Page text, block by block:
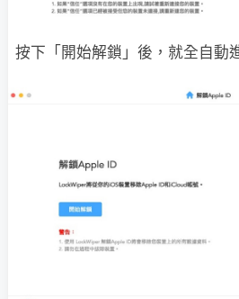
按下「開始解鎖」後，就全自動